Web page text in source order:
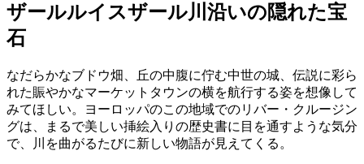
ザールルイスザール川沿いの隠れた宝
石
なだらかなブドウ畑、丘の中腹に佇む中世の城、伝説に彩ら
れた賑やかなマーケットタウンの横を航行する姿を想像して
みてほしい。ヨーロッパのこの地域でのリバー・クルージン
グは、まるで美しい挿絵入りの歴史書に目を通すような気分
で、川を曲がるたびに新しい物語が見えてくる。